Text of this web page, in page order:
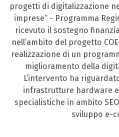
progetti di digitalizzazione
imprese” - Programma
ricevuto il sostegno
nell’ambito del progetto
realizzazione di un
miglioramento della
L’intervento ha
infrastrutture hardware
specialistiche in ambito
sviluppo e-